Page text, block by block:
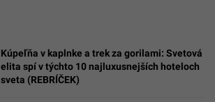
Kúpeľňa v kaplnke a trek za gorilami: Svetová
elita spí v týchto 10 najluxusnejších hoteloch
sveta (REBRÍČEK)